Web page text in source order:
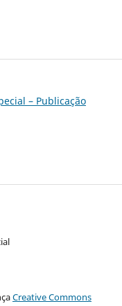
– Publicação
Creative Commons